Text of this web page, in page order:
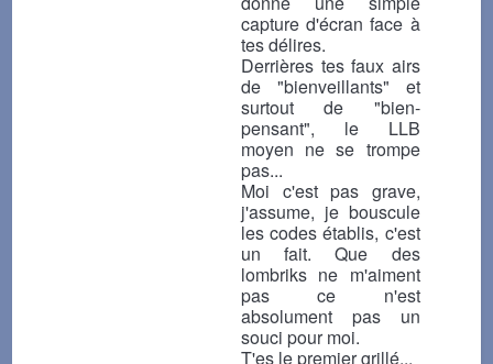
capture d'écran face à
tes délires.
Derrières tes faux airs
de "bienveillants" et
surtout de "bien-
pensant", le LLB
moyen ne se trompe
pas...
Moi c'est pas grave,
j'assume, je bouscule
les codes établis, c'est
un fait. Que des
lombriks ne m'aiment
pas ce n'est
absolument pas un
souci pour moi.
T'es le premier grillé...